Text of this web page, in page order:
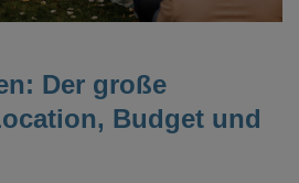
Der große
Budget und